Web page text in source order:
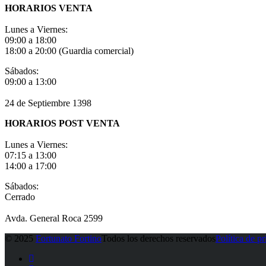
HORARIOS VENTA
Lunes a Viernes:
09:00 a 18:00
18:00 a 20:00 (Guardia comercial)
Sábados:
09:00 a 13:00
24 de Septiembre 1398
HORARIOS POST VENTA
Lunes a Viernes:
07:15 a 13:00
14:00 a 17:00
Sábados:
Cerrado
Avda. General Roca 2599
© 2025 Fortunato FortinoTodos los derechos reservadosPolítica de